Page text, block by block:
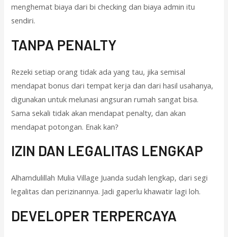
menghemat biaya dari bi checking dan biaya admin itu
sendiri.
TANPA PENALTY
Rezeki setiap orang tidak ada yang tau, jika semisal
mendapat bonus dari tempat kerja dan dari hasil usahanya,
digunakan untuk melunasi angsuran rumah sangat bisa.
Sama sekali tidak akan mendapat penalty, dan akan
mendapat potongan. Enak kan?
IZIN DAN LEGALITAS LENGKAP
Alhamdulillah Mulia Village Juanda sudah lengkap, dari segi
legalitas dan perizinannya. Jadi gaperlu khawatir lagi loh.
DEVELOPER TERPERCAYA